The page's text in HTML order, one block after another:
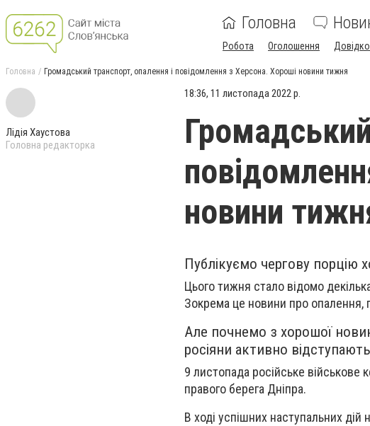
Головна
Робота Оголошення
Головна Громадський транспорт, опалення і повідомлення з Херсона. Хороші новини тижня
Лідія Хаустова
Головна редакторка
18:36, 11 листопада 2022 р.
новини
Публікуємо чергову порцію
Цього тижня стало відомо
Зокрема це новини про опалення,
Але почнемо з хорошої
росіяни активно
9 листопада російське військове
правого берега Дніпра.
В ході успішних наступальних